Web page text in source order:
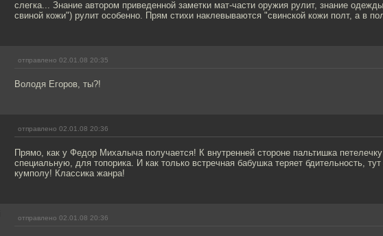
слегка... Знание автором приведенной заметки мат-части оружия рулит, знание
свиной кожи") рулит особенно. Прям стихи наклевываются "свинской кожи полт, а в
отправлено 02.01.08 20:35
Володя Егоров, ты?!
отправлено 02.01.08 20:36
Прямо, как у Федор Михалыча получается! К внутренней стороне пальтишка
специальную, для топорика. И как только встречная бабушка теряет бдительность,
кумполу! Классика жанра!
отправлено 02.01.08 20:36